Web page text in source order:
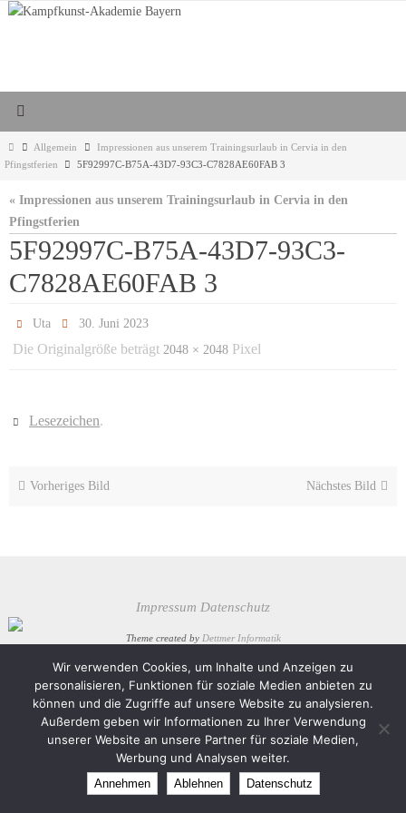
Zum
StartAllgemein
Impressionen aus unserem Trainingsurlaub in Cervia in den
Pfingstferien
5F92997C-B75A-43D7-93C3-C7828AE60FAB 3
« Impressionen aus unserem Trainingsurlaub in Cervia in den
Pfingstferien
5F92997C-B75A-43D7-93C3-
C7828AE60FAB 3
Uta 30. Juni 2023
Die Originalgröße beträgt 2048 × 2048 Pixel
Lesezeichen.
Vorheriges Bild Nächstes Bild
Impressum Datenschutz
Theme created by Dettmer Informatik
Präsentiert vonNirvana&WordPress.
Wir verwenden Cookies, um Inhalte und Anzeigen zu
personalisieren, Funktionen für soziale Medien anbieten zu
können und die Zugriffe auf unsere Website zu analysieren.
Außerdem geben wir Informationen zu Ihrer Verwendung
unserer Website an unsere Partner für soziale Medien,
Werbung und Analysen weiter.
Annehmen Ablehnen Datenschutz